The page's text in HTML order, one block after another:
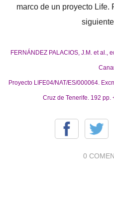
marco de un proyecto Life.
FERNÁNDEZ PALACIOS, J.M. et al.,
Proyecto LIFE04/NAT/ES/000064.
Cruz de Tenerife. 192 pp.
0